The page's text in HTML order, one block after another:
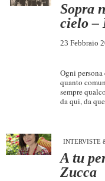
A Tutto Volume
Salone di Torino
Sopra
cielo –
23 Febbraio
Ogni
quanto
sempre
da qui, da
INTERVISTE
A tu
Zucca